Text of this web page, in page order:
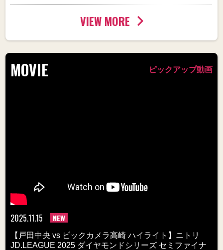
VIEW MORE
MOVIE ピックアップ動画
2025.11.15 NEW
【戸田中央 vs ビックカメラ高崎 ハイライト】ニトリ
JD.LEAGUE 2025 ダイヤモンドシリーズ セミファイナ